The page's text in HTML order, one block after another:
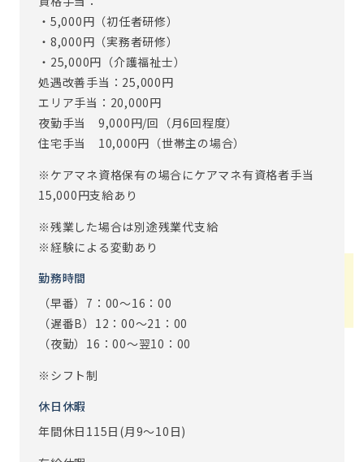
・5,000円（初任者研修）
・8,000円（実務者研修）
・25,000円（介護福祉士）
処遇改善手当：25,000円
エリア手当：20,000円
夜勤手当 9,000円/回（月6回程度）
住宅手当 10,000円（世帯主の場合）
※ケアマネ資格保有の場合にケアマネ有資格者手当
15,000円支給あり
※残業した場合は別途残業代支給
※経験による変動あり
勤務時間
（早番）7：00～16：00
（遅番B）12：00～21：00
（夜勤）16：00～翌10：00
※シフト制
休日休暇
年間休日115日(月9～10日)